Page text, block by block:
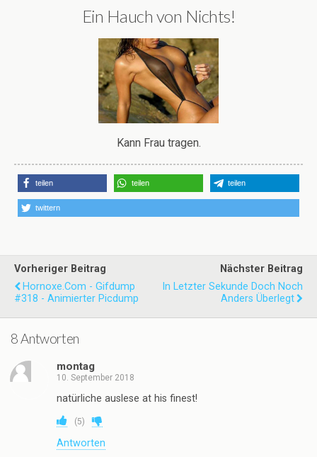
Ein Hauch von Nichts!
Kann Frau tragen.
teilen teilen teilen
twittern
Vorheriger Beitrag
Hornoxe.com - Gifdump
#318 - Animierter Picdump
Nächster Beitrag
In Letzter Sekunde Doch Noch
Anders Überlegt
8 Antworten
montag
10. September 2018
natürliche auslese at his finest!
(5)
Antworten